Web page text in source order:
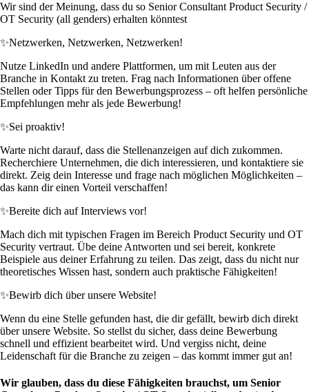
Wir sind der Meinung, dass du so Senior Consultant Product Security /
OT Security (all genders) erhalten könntest
✨Netzwerken, Netzwerken, Netzwerken!
Nutze LinkedIn und andere Plattformen, um mit Leuten aus der
Branche in Kontakt zu treten. Frag nach Informationen über offene
Stellen oder Tipps für den Bewerbungsprozess – oft helfen persönliche
Empfehlungen mehr als jede Bewerbung!
✨Sei proaktiv!
Warte nicht darauf, dass die Stellenanzeigen auf dich zukommen.
Recherchiere Unternehmen, die dich interessieren, und kontaktiere sie
direkt. Zeig dein Interesse und frage nach möglichen Möglichkeiten –
das kann dir einen Vorteil verschaffen!
✨Bereite dich auf Interviews vor!
Mach dich mit typischen Fragen im Bereich Product Security und OT
Security vertraut. Übe deine Antworten und sei bereit, konkrete
Beispiele aus deiner Erfahrung zu teilen. Das zeigt, dass du nicht nur
theoretisches Wissen hast, sondern auch praktische Fähigkeiten!
✨Bewirb dich über unsere Website!
Wenn du eine Stelle gefunden hast, die dir gefällt, bewirb dich direkt
über unsere Website. So stellst du sicher, dass deine Bewerbung
schnell und effizient bearbeitet wird. Und vergiss nicht, deine
Leidenschaft für die Branche zu zeigen – das kommt immer gut an!
Wir glauben, dass du diese Fähigkeiten brauchst, um Senior